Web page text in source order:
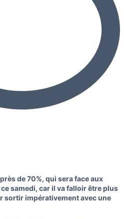
de 70%, qui sera face aux
ce samedi, car il va falloir être plus
sortir impérativement avec une